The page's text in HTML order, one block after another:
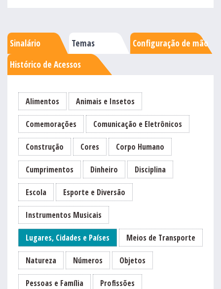
Sinalário Temas
Configuração de mão
Histórico de Acessos
Alimentos Animais e Insetos
Comemorações Comunicação e Eletrônicos
Construção Cores Corpo Humano
Cumprimentos Dinheiro Disciplina
Escola Esporte e Diversão
Instrumentos Musicais
Lugares, Cidades e Países Meios de Transporte
Natureza Números Objetos
Pessoas e Família Profissões